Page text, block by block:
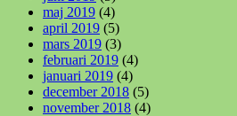
maj 2019 (4)
april 2019 (5)
mars 2019 (3)
februari 2019 (4)
januari 2019 (4)
december 2018 (5)
november 2018 (4)